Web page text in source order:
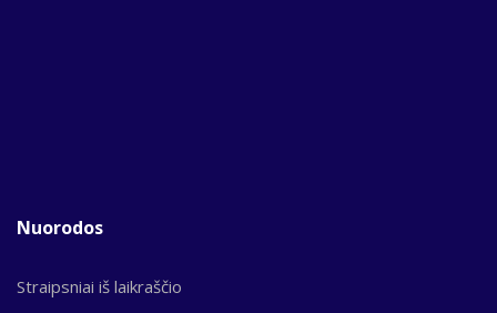
Nuorodos
Straipsniai iš laikraščio